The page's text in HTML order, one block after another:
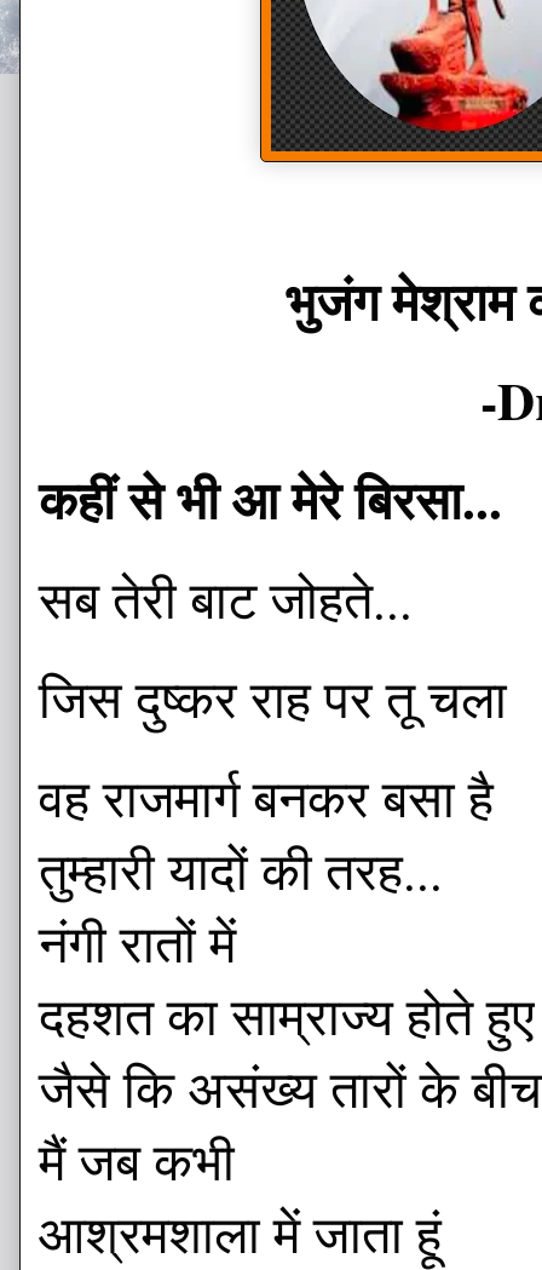
भुजंग मेश्राम
-
कहीं से भी आ मेरे बिरसा...
सब तेरी बाट जोहते...
जिस दुष्कर राह पर तू चला
वह राजमार्ग बनकर बसा है
तुम्हारी यादों की तरह...
नंगी रातों में
दहशत का साम्राज्य होते
जैसे कि असंख्य तारों के बीच
मैं जब कभी
आश्रमशाला में जाता हूं